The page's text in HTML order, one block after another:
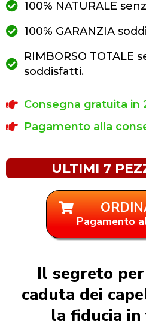
100% NATURALE
100% GARANZIA
RIMBORSO TOTALE
soddisfatti.
Consegna gratuita in
Pagamento alla
ULTIMI 7
Pagamento
Il segreto
caduta dei
la fiducia